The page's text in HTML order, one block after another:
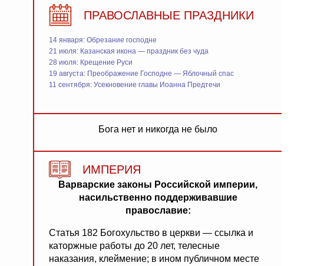
ПРАВОСЛАВНЫЕ ПРАЗДНИКИ
14 января: Обрезание господне
21 июля: Казанская икона — праздник без чуда
28 июля: Крещение Руси
19 августа: Преображение Господне — Яблочный спас
11 сентября: Усекновение главы Иоанна Предтечи
Бога нет и никогда не было
ИМПЕРИЯ
Варварские законы Российской империи,
насильственно поддерживавшие
православие:
Статья 182 Богохульство в церкви — ссылка и
каторжные работы до 20 лет, телесные
наказания, клеймение; в ином публичном месте